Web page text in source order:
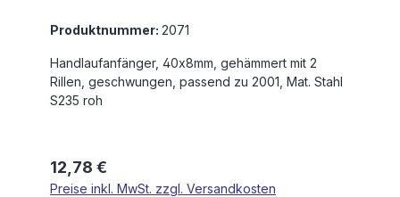
Produktnummer: 2071
Handlaufanfänger, 40x8mm, gehämmert mit 2
Rillen, geschwungen, passend zu 2001, Mat. Stahl
S235 roh
Regulärer Preis:
12,78 €
Preise inkl. MwSt. zzgl. Versandkosten